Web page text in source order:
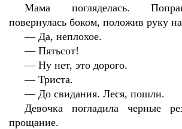
Мама погляделась.
повернулась боком, положив руку
—Да, неплохое.
—Пятьсот!
—Ну нет, это дорого.
—Триста.
—До свидания. Леся, пошли.
Девочка погладила черные
прощание.